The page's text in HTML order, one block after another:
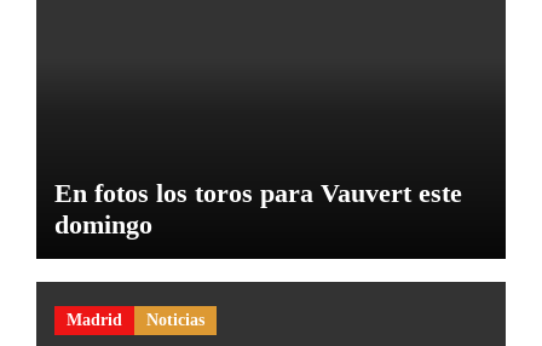
En fotos los toros para Vauvert este
domingo
Madrid Noticias